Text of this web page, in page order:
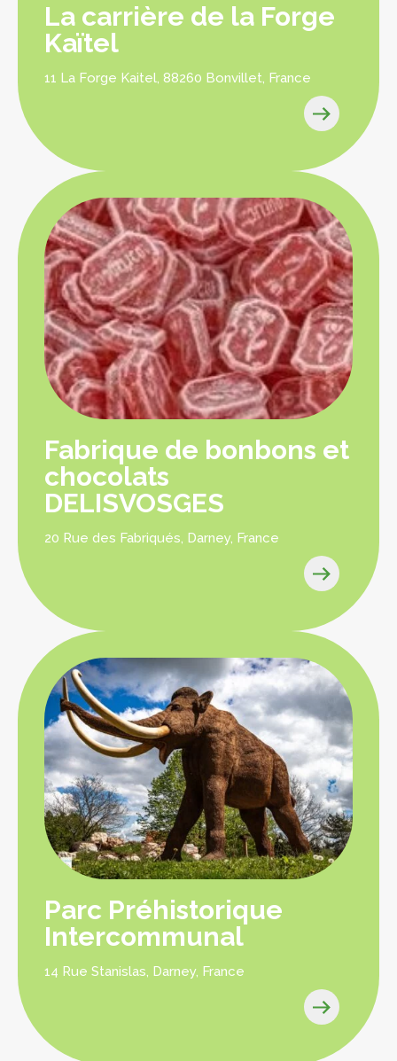
La carrière de la Forge
Kaïtel
11 La Forge Kaitel, 88260 Bonvillet, France
Fabrique de bonbons et
chocolats
DELISVOSGES
20 Rue des Fabriqués, Darney, France
Parc Préhistorique
Intercommunal
14 Rue Stanislas, Darney, France